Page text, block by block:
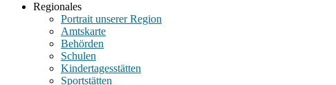
Regionales
Portrait unserer Region
Amtskarte
Behörden
Schulen
Kindertagesstätten
Sportstätten